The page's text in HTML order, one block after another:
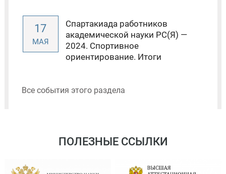
17
МАЯ
Спартакиада работников
академической науки РС(Я) —
2024. Спортивное
ориентирование. Итоги
Все события этого раздела
ПОЛЕЗНЫЕ ССЫЛКИ